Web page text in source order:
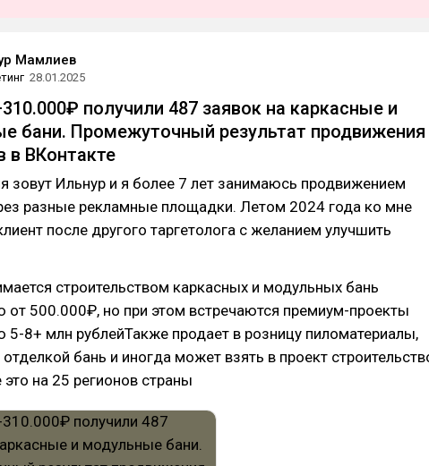
Мамлиев
28.01.2025
получили 487 заявок на каркасные и
бани. Промежуточный результат продвижения
в ВКонтакте
зовут Ильнур и я более 7 лет занимаюсь продвижением
разные рекламные площадки. Летом 2024 года ко мне
после другого таргетолога с желанием улучшить
строительством каркасных и модульных бань
от 500.000₽, но при этом встречаются премиум-проекты
5-8+ млн рублейТакже продает в розницу пиломатериалы,
бань и иногда может взять в проект
на 25 регионов страны